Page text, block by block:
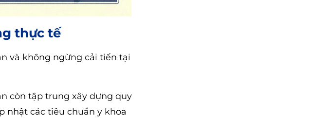
thực tế
và không ngừng cải tiến tại
còn tập trung xây dựng quy
nhật các tiêu chuẩn y khoa